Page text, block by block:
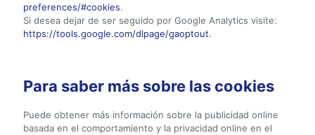
preferences/#cookies.
Si desea dejar de ser seguido por Google Analytics visite:
https://tools.google.com/dlpage/gaoptout.
Para saber más sobre las cookies
Puede obtener más información sobre la publicidad online
basada en el comportamiento y la privacidad online en el